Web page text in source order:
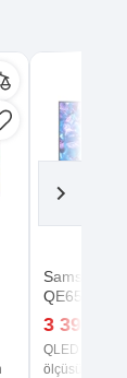
Samsung
3 399
QLED ekran
ölçüsü, Ultra